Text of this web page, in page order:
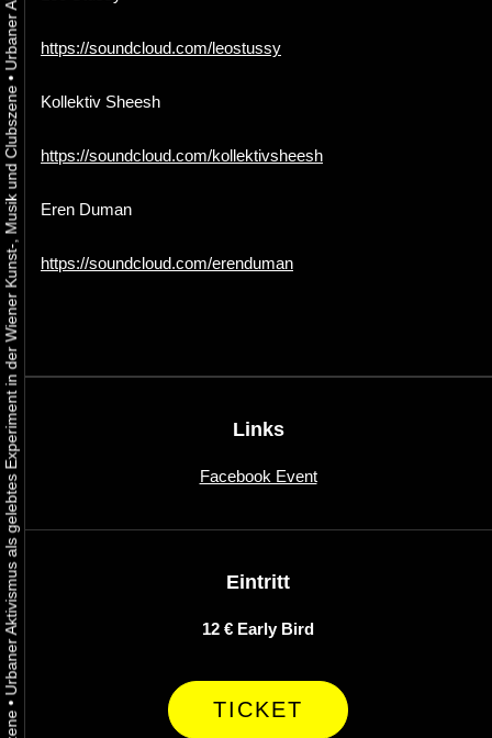
•
Urbaner Aktivismus als gelebtes Experiment in der Wiener Kunst-, Musik und Clubszene
•
https://soundcloud.com/leostussy
Kollektiv Sheesh
https://soundcloud.com/kollektivsheesh
Eren Duman
https://soundcloud.com/erenduman
Links
Facebook Event
Eintritt
12 € Early Bird
TICKET